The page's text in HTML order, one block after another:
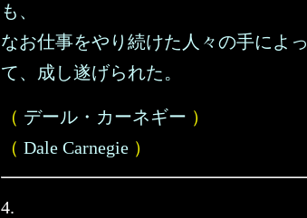
も、
なお仕事をやり続けた人々の手によっ
て、成し遂げられた。
（ デール・カーネギー ）
（ Dale Carnegie ）
4.